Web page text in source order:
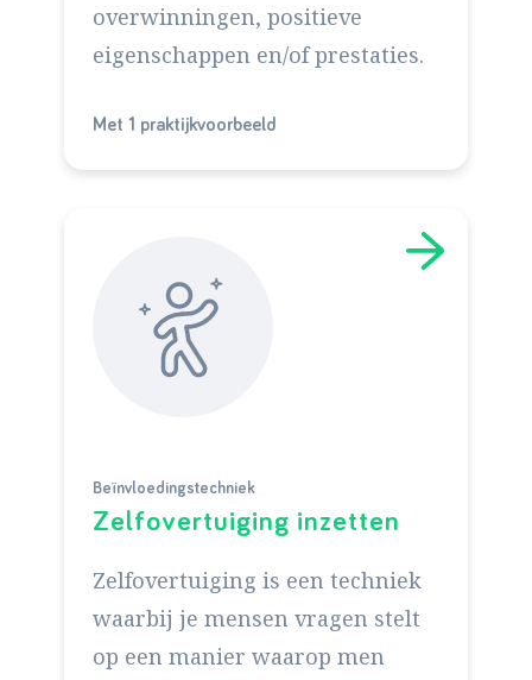
overwinningen, positieve
eigenschappen en/of prestaties.
Met 1 praktijkvoorbeeld
Beïnvloedingstechniek
Zelfovertuiging inzetten
Zelfovertuiging is een techniek
waarbij je mensen vragen stelt
op een manier waarop men